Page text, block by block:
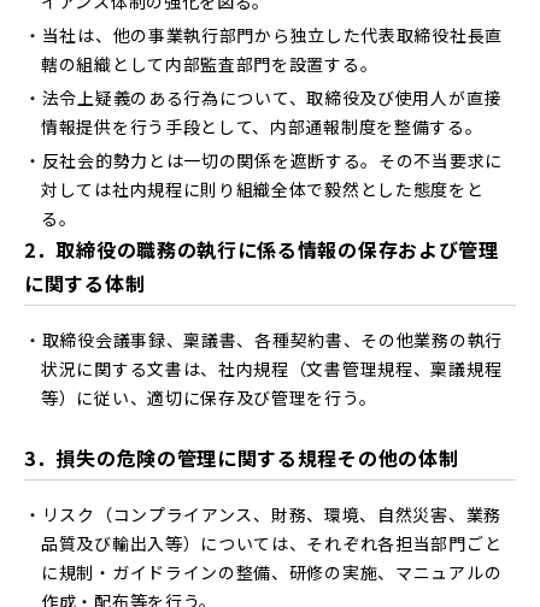
当社は、他の事業執行部門から独立した代表取締役社長直
轄の組織として内部監査部門を設置する。
法令上疑義のある行為について、取締役及び使用人が直接
情報提供を行う手段として、内部通報制度を整備する。
反社会的勢力とは一切の関係を遮断する。その不当要求に
対しては社内規程に則り組織全体で毅然とした態度をと
る。
2．取締役の職務の執行に係る情報の保存および管理
に関する体制
取締役会議事録、稟議書、各種契約書、その他業務の執行
状況に関する文書は、社内規程（文書管理規程、稟議規程
等）に従い、適切に保存及び管理を行う。
3．損失の危険の管理に関する規程その他の体制
リスク（コンプライアンス、財務、環境、自然災害、業務
品質及び輸出入等）については、それぞれ各担当部門ごと
に規制・ガイドラインの整備、研修の実施、マニュアルの
作成・配布等を行う。